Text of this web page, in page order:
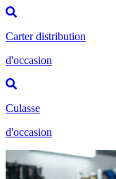
Carter distribution
d'occasion
Culasse
d'occasion